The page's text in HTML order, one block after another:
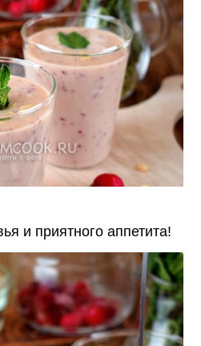
и приятного аппетита!